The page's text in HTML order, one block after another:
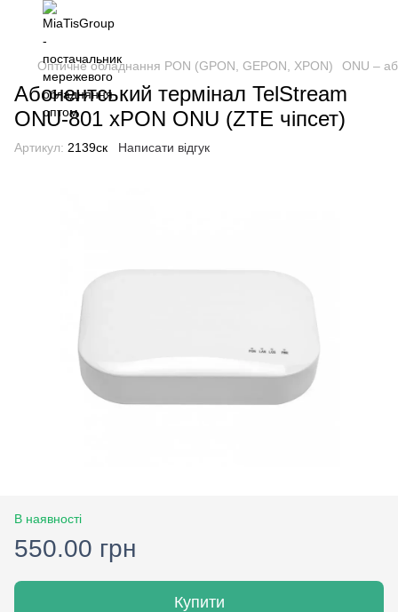
Оптичне обладнання PON (GPON, GEPON, XPON) ONU –
Абонентський термінал TelStream
ONU-801 xPON ONU (ZTE чіпсет)
Артикул: 2139ск Написати відгук
В наявності
550.00 грн
Купити